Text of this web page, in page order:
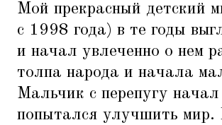
Мой прекрасный детский
с 1998 года) в те годы
и начал увлеченно о нем
толпа народа и начала
Мальчик с перепугу
попытался улучшить мир.